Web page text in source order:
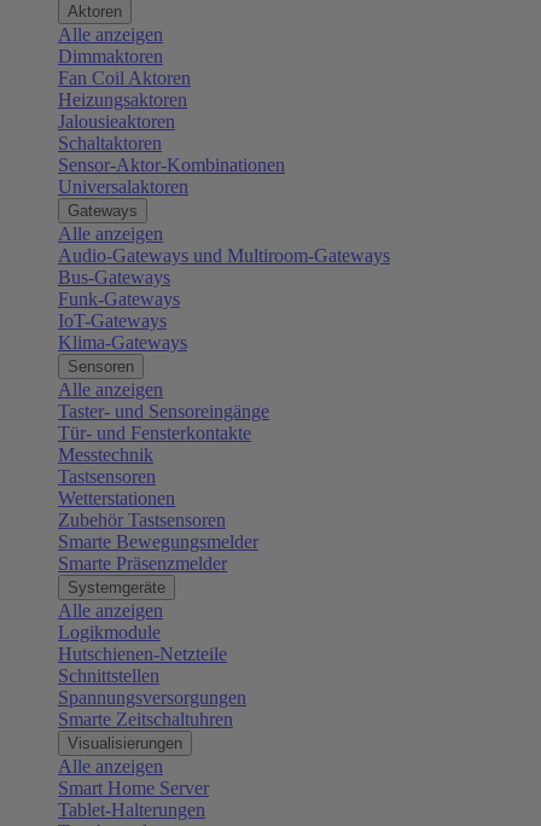
Aktoren
Alle anzeigen
Dimmaktoren
Fan Coil Aktoren
Heizungsaktoren
Jalousieaktoren
Schaltaktoren
Sensor-Aktor-Kombinationen
Universalaktoren
Gateways
Alle anzeigen
Audio-Gateways und Multiroom-Gateways
Bus-Gateways
Funk-Gateways
IoT-Gateways
Klima-Gateways
Sensoren
Alle anzeigen
Taster- und Sensoreingänge
Tür- und Fensterkontakte
Messtechnik
Tastsensoren
Wetterstationen
Zubehör Tastsensoren
Smarte Bewegungsmelder
Smarte Präsenzmelder
Systemgeräte
Alle anzeigen
Logikmodule
Hutschienen-Netzteile
Schnittstellen
Spannungsversorgungen
Smarte Zeitschaltuhren
Visualisierungen
Alle anzeigen
Smart Home Server
Tablet-Halterungen